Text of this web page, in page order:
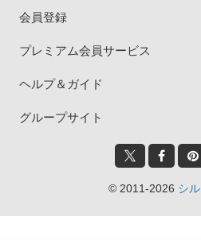
会員登録
プレミアム会員サービス
ヘルプ＆ガイド
グループサイト
© 2011-2026 シ